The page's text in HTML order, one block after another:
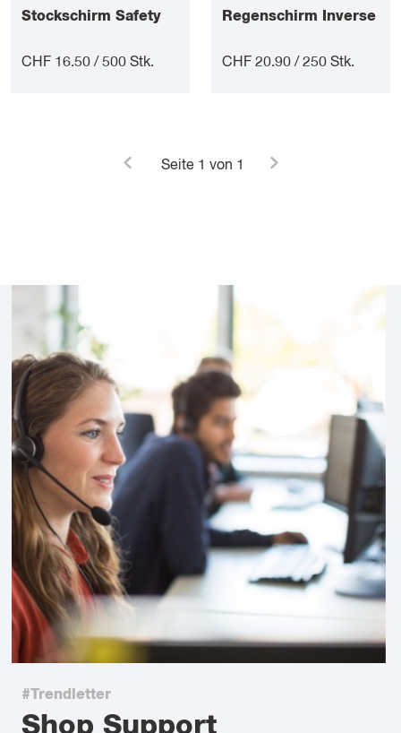
Stockschirm Safety
CHF 16.50 / 500 Stk.
Regenschirm Inverse
CHF 20.90 / 250 Stk.
Seite 1 von 1
#Trendletter
Shop Support